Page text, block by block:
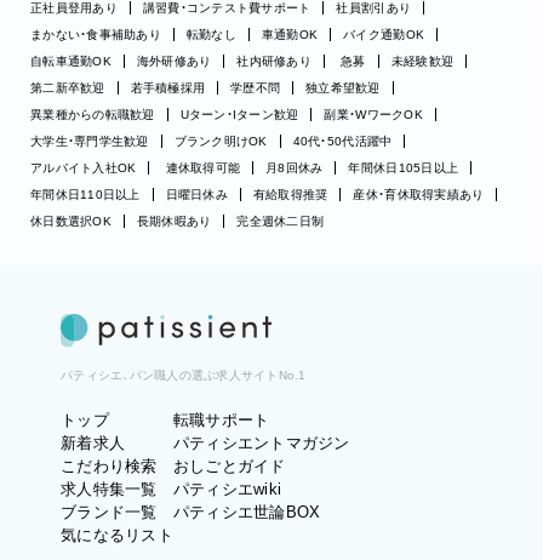
正社員登用あり
講習費・コンテスト費サポート
社員割引あり
まかない・食事補助あり
転勤なし 車通勤OK
バイク通勤OK
自転車通勤OK
海外研修あり 社内研修あり 急募
未経験歓迎
第二新卒歓迎
若手積極採用 学歴不問
独立希望歓迎
異業種からの転職歓迎
Uターン・Iターン歓迎
副業・WワークOK
大学生・専門学生歓迎
ブランク明けOK
40代・50代活躍中
アルバイト入社OK
連休取得可能 月8回休み
年間休日105日以上
年間休日110日以上
日曜日休み 有給取得推奨
産休・育休取得実績あり
休日数選択OK
長期休暇あり 完全週休二日制
パティシエ、パン職人の選ぶ求人サイトNo.1
トップ
新着求人
こだわり検索
求人特集一覧
ブランド一覧
気になるリスト
転職サポート
パティシエントマガジン
おしごとガイド
パティシエwiki
パティシエ世論BOX